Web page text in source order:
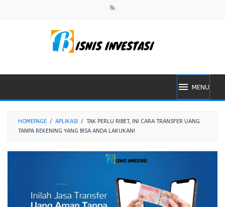
MENU
HOMEPAGE / APLIKASI / TAK PERLU RIBET, INI CARA TRANSFER UANG
TANPA REKENING YANG BISA ANDA LAKUKAN!